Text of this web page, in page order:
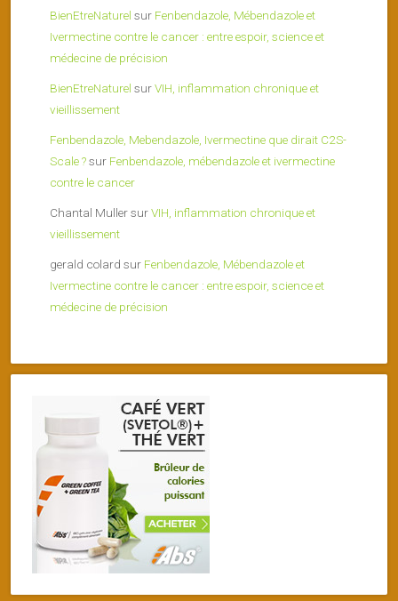
BienEtreNaturel sur Fenbendazole, Mébendazole et
Ivermectine contre le cancer : entre espoir, science et
médecine de précision
BienEtreNaturel surVIH, inflammation chronique et
vieillissement
Fenbendazole, Mebendazole, Ivermectine que dirait C2S-
Scale ?sur Fenbendazole, mébendazole et ivermectine
contre le cancer
Chantal MullersurVIH, inflammation chronique et
vieillissement
gerald colard sur Fenbendazole, Mébendazole et
Ivermectine contre le cancer : entre espoir, science et
médecine de précision